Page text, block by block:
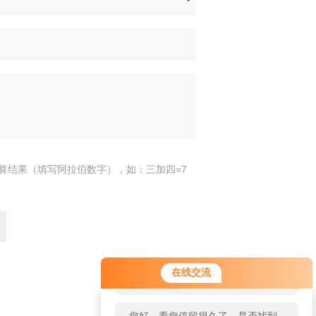
在线交流
您好！欢迎前来咨询，很高兴为您
服务，请问您要咨询什么问题呢？
结果（填写阿拉伯数字），如：三加四=7